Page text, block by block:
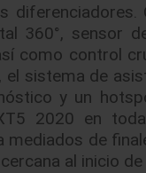
360°, sensor
como control
sistema de
y un
2020 en
de
al inicio de